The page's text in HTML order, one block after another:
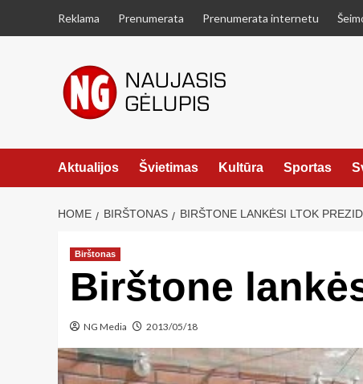
Reklama Prenumerata Prenumerata internetu
Aktualijos Švietimas Kultūra Sportas
HOME BIRŠTONAS BIRŠTONE LANKĖSI LTOK
Birštonas
Birštone
NG Media 2013/05/18